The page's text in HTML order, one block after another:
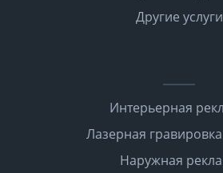
Другие услуги
Интерьерная
Лазерная
Наружная